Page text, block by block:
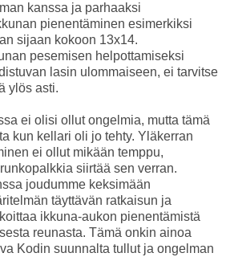
kanssa ja parhaaksi
pienentäminen esimerkiksi
sijaan kokoon 13x14.
pesemisen helpottamiseksi
lasin ulommaiseen, ei tarvitse
ylös asti.
ei olisi ollut ongelmia, mutta tämä
kun kellari oli jo tehty. Yläkerran
ei ollut mikään temppu,
siirtää sen verran.
joudumme keksimään
täyttävän ratkaisun ja
ikkuna-aukon pienentämistä
reunasta. Tämä onkin ainoa
Kodin suunnalta tullut ja ongelman